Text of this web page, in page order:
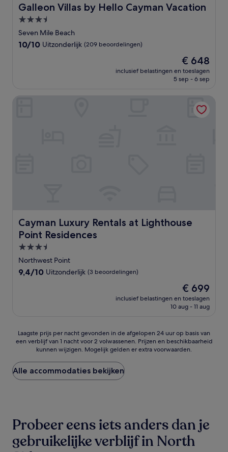
Galleon Villas by Hello Cayman Vacation
Galleon Villas by Hello Cayman Vacation
3.5-
sterrenaccommodatie
Seven Mile Beach
10.0
10/10 Uitzonderlijk (209 beoordelingen)
De
prijs
is
€ 648
inclusief belastingen en toeslagen
5 sep - 6 sep
Cayman Luxury Rentals at Lighthouse
Point Residences
Cayman Luxury Rentals at Lighthouse Point Residences
3.5-
sterrenaccommodatie
Northwest Point
9.4
9,4/10 Uitzonderlijk (3 beoordelingen)
De
prijs
is
€ 699
inclusief belastingen en toeslagen
10 aug - 11 aug
Cayman Luxury Rentals at Lighthouse Point Residences
Laagste
prijs
nacht
gevonden
in
op
van
Laagste prijs per nacht gevonden in de afgelopen 24 uur op basis van
een verblijf van 1 nacht voor 2 volwassenen. Prijzen en beschikbaarheid
kunnen wijzigen. Mogelijk gelden er extra voorwaarden.
Alle accommodaties bekijken
Probeer eens iets anders dan je
gebruikelijke verblijf in North